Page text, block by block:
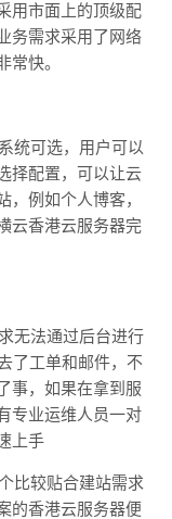
用市面上的顶级配
务需求采用了网络
常快。
统可选，用户可以
择配置，可以让云
，例如个人博客，
云香港云服务器完
无法通过后台进行
了工单和邮件，不
事，如果在拿到服
专业运维人员一对
上手
比较贴合建站需求
的香港云服务器便